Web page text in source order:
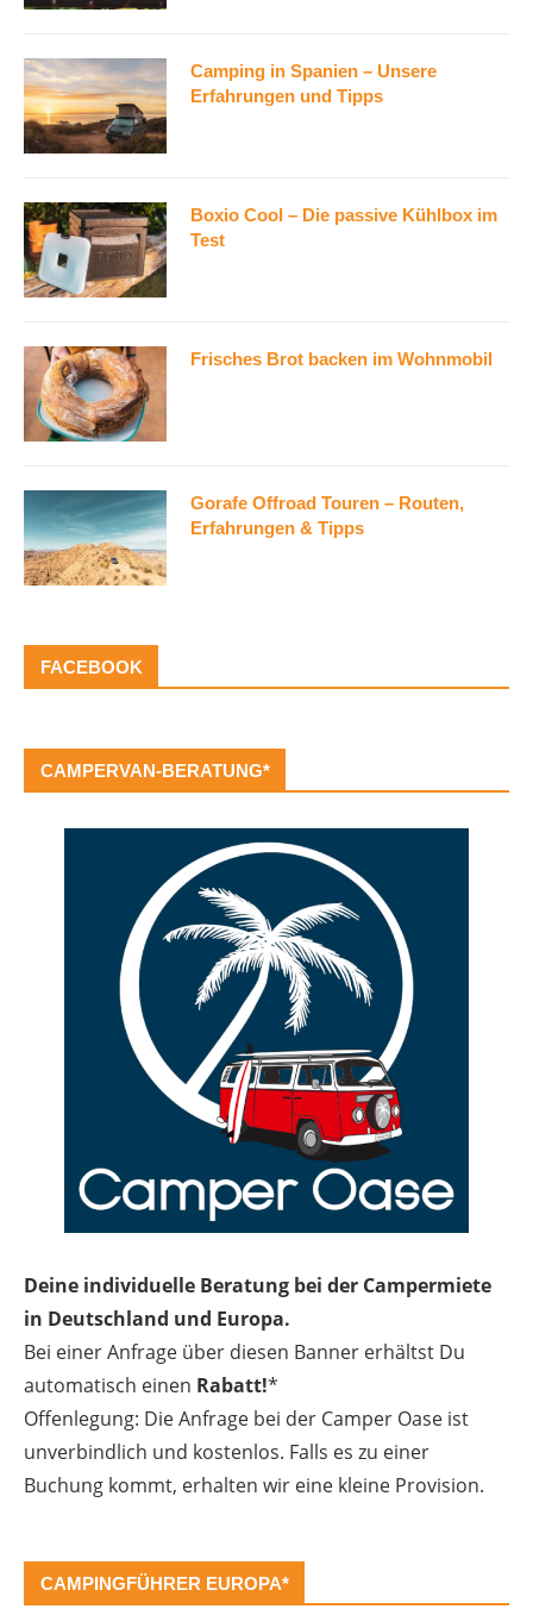
Camping in Spanien – Unsere
Erfahrungen und Tipps
Boxio Cool – Die passive Kühlbox im
Test
Frisches Brot backen im Wohnmobil
Gorafe Offroad Touren – Routen,
Erfahrungen & Tipps
FACEBOOK
CAMPERVAN-BERATUNG*
Deine individuelle Beratung bei der Campermiete
in Deutschland und Europa.
Bei einer Anfrage über diesen Banner erhältst Du
automatisch einen Rabatt!*
Offenlegung: Die Anfrage bei der Camper Oase ist
unverbindlich und kostenlos. Falls es zu einer
Buchung kommt, erhalten wir eine kleine Provision.
CAMPINGFÜHRER EUROPA*